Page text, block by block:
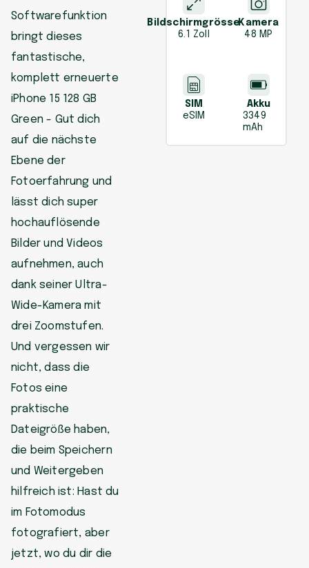
Softwarefunktion
bringt dieses
fantastische,
komplett erneuerte
iPhone 15 128 GB
Green - Gut dich
auf die nächste
Ebene der
Fotoerfahrung und
lässt dich super
hochauflösende
Bilder und Videos
aufnehmen, auch
dank seiner Ultra-
Wide-Kamera mit
drei Zoomstufen.
Und vergessen wir
nicht, dass die
Fotos eine
praktische
Dateigröße haben,
die beim Speichern
und Weitergeben
hilfreich ist: Hast du
im Fotomodus
fotografiert, aber
jetzt, wo du dir die
Bildschirmgrösse
6.1 Zoll
Kamera
48 MP
SIM
eSIM
Akku
3349
mAh